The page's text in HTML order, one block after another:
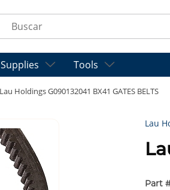
Search
Supplies Tools
Lau Holdings G090132041 BX41 GATES BELTS
Lau
Part